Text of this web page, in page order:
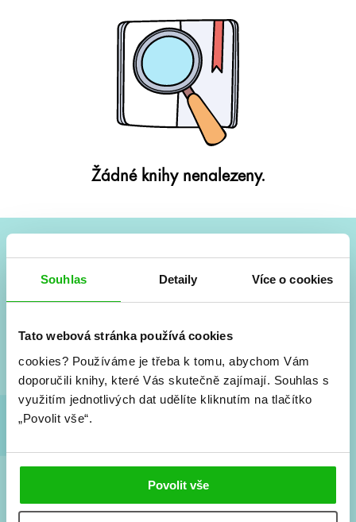
Souhlas Detaily Více o cookies
Tato webová stránka používá cookies
cookies? Používáme je třeba k tomu, abychom Vám
doporučili knihy, které Vás skutečně zajímají. Souhlas s
využitím jednotlivých dat udělíte kliknutím na tlačítko
„Povolit vše“.
Povolit vše
Žádné knihy nenalezeny.
Vše kolem #youngadult každý měsíc rovnou do mailu!
a seriálové adaptace a další.
podmínkami zpracování osobních údajů